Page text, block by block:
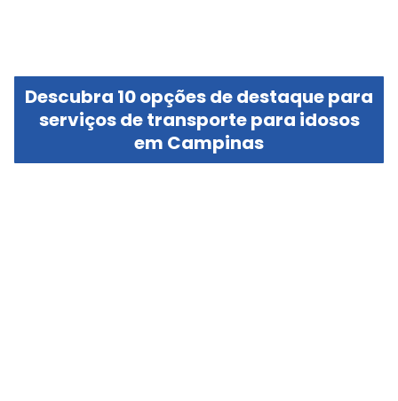
Descubra 10 opções de destaque para
serviços de transporte para idosos
em Campinas